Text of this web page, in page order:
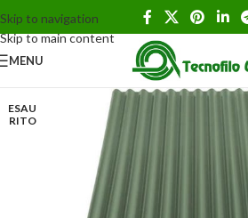
Skip to navigation
Skip to main content
MENU
ESAU
RITO